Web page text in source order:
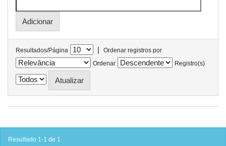
Resultados/Página |
Ordenar registros por
Ordenar
Registro(s)
Resultado 1-1 de 1.